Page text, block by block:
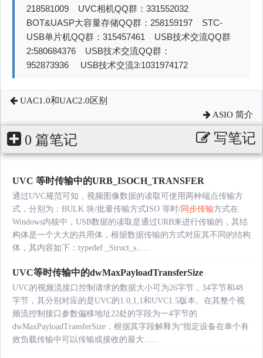
218581009 UVC相机QQ群：331552032
BOT&UASP大容量存储QQ群：258159197 STC-
USB单片机QQ群：315457461 USB技术交流QQ群
2:580684376 USB技术交流QQ群：
952873936 USB技术交流3:1031974172
UAC1.0和UAC2.0区别
ASIO 简介
0 篇笔记 写笔记
UVC 等时传输中的URB_ISOCH_TRANSFER
通过UVC规范可知，视频图像数据的读取可使用两种端点传输方
式，分别为：BULK 块/批量传输方式ISO 等时/ 同步传输方式在
Windows内核中，USB数据的读取是通过URB来进行传输的，其结
构体是一个大大的共用体，根据数据传输的方式对应其不同的结构
体，其内容如下：typedef _Struct_s......
UVC等时传输中的dwMaxPayloadTransferSize
UVC的视频流接口控制请求的数据大小可为26字节，34字节和48
字节，其分别对应的是UVC的1.0,1,1和UVC1.5版本。在其整个视
频流控制接口参数偏移地址22处的字段为一4字节的
dwMaxPayloadTransferSize，根据其字段解释为“指定设备在单个有
效负载传输中可以传输或接收的最大......